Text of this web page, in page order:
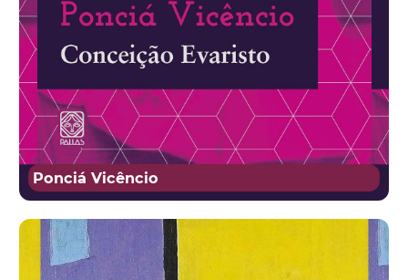
Ponciá Vicêncio